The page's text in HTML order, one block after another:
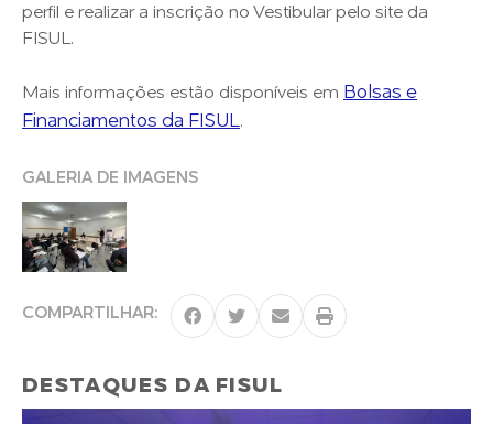
perfil e realizar a inscrição no Vestibular pelo site da
FISUL.
Mais informações estão disponíveis em Bolsas e
Financiamentos da FISUL.
GALERIA DE IMAGENS
COMPARTILHAR:
DESTAQUES DA FISUL